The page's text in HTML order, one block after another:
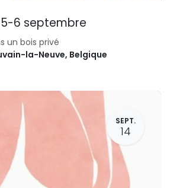
6 septembre
un bois privé
la-Neuve, Belgique
SEPT.
14